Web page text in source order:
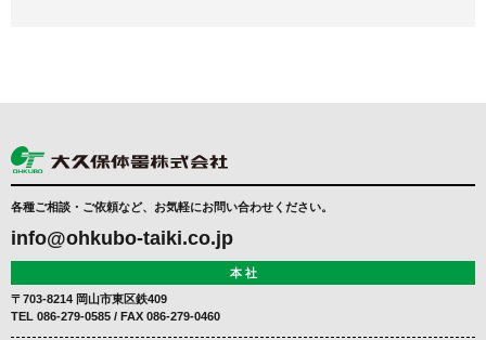
各種ご相談・ご依頼など、お気軽にお問い合わせください。
info@ohkubo-taiki.co.jp
本 社
〒703-8214 岡山市東区鉄409
TEL 086-279-0585 / FAX 086-279-0460